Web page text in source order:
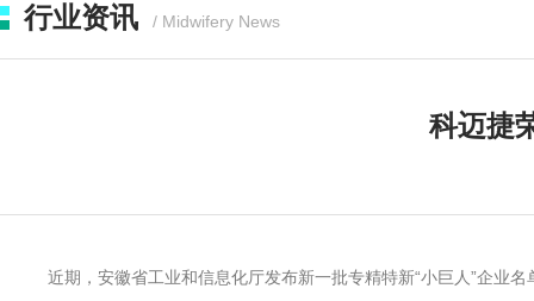
行业资讯 / Midwifery News
科迈捷
近期，安徽省工业和信息化厅发布新一批专精特新“小巨人”企业